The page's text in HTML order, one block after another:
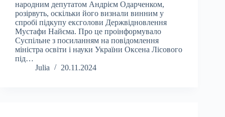
народним депутатом Андрієм Одарченком,
розірвуть, оскільки його визнали винним у
спробі підкупу ексголови Держвідновлення
Мустафи Найєма. Про це проінформувало
Суспільне з посиланням на повідомлення
міністра освіти і науки України Оксена Лісового
під…
Julia
20.11.2024